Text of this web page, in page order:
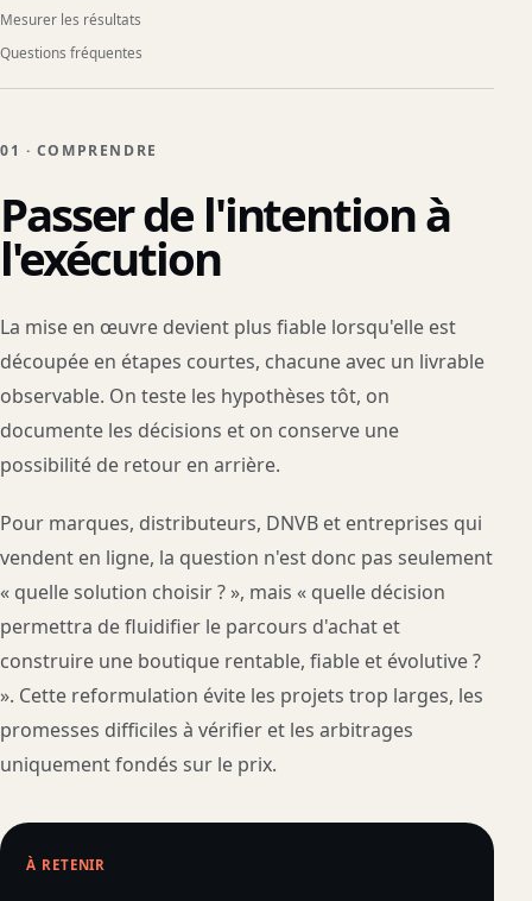
Mesurer les résultats
Questions fréquentes
01 · COMPRENDRE
Passer de l'intention à
l'exécution
La mise en œuvre devient plus fiable lorsqu'elle est
découpée en étapes courtes, chacune avec un livrable
observable. On teste les hypothèses tôt, on
documente les décisions et on conserve une
possibilité de retour en arrière.
Pour marques, distributeurs, DNVB et entreprises qui
vendent en ligne, la question n'est donc pas seulement
« quelle solution choisir ? », mais « quelle décision
permettra de fluidifier le parcours d'achat et
construire une boutique rentable, fiable et évolutive ?
». Cette reformulation évite les projets trop larges, les
promesses difficiles à vérifier et les arbitrages
uniquement fondés sur le prix.
À RETENIR